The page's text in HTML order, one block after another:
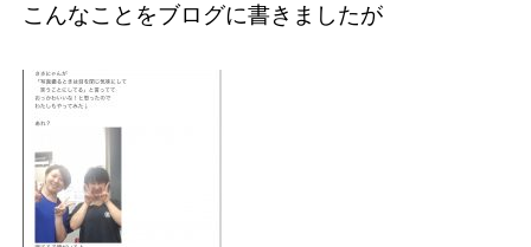
こんなことをブログに書きましたが